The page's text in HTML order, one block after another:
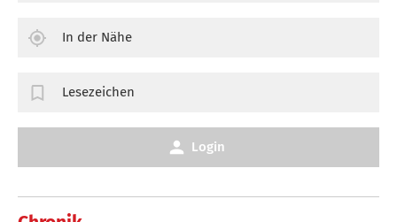
In der Nähe
Lesezeichen
Login